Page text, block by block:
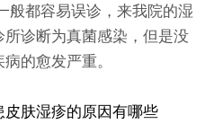
般都容易误诊，来我院的湿
诊断为真菌感染，但是没
的愈发严重。
皮肤湿疹的原因有哪些